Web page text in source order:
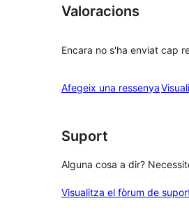
Valoracions
Encara no s'ha enviat cap
Afegeix una ressenya
Suport
Alguna cosa a dir?
Visualitza el fòrum de